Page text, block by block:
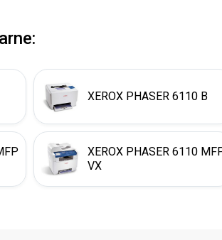
XEROX PHASER 6110 B
XEROX PHASER 6110
VX